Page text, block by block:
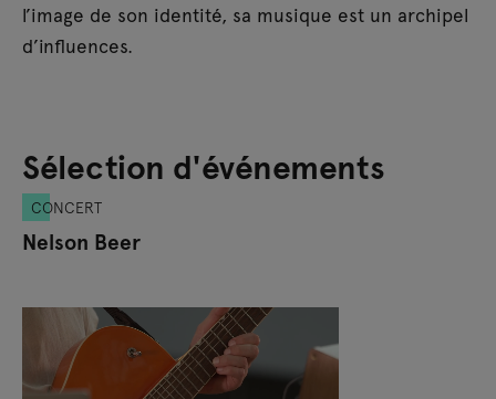
l’image de son identité, sa musique est un archipel
d’influences.
Sélection d'événements
CONCERT
Nelson Beer